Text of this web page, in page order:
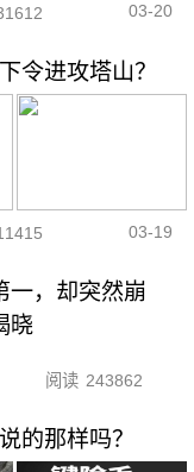
03-20
令进攻塔山？
03-19
一，却突然崩
晓
阅读 243862
的那样吗？